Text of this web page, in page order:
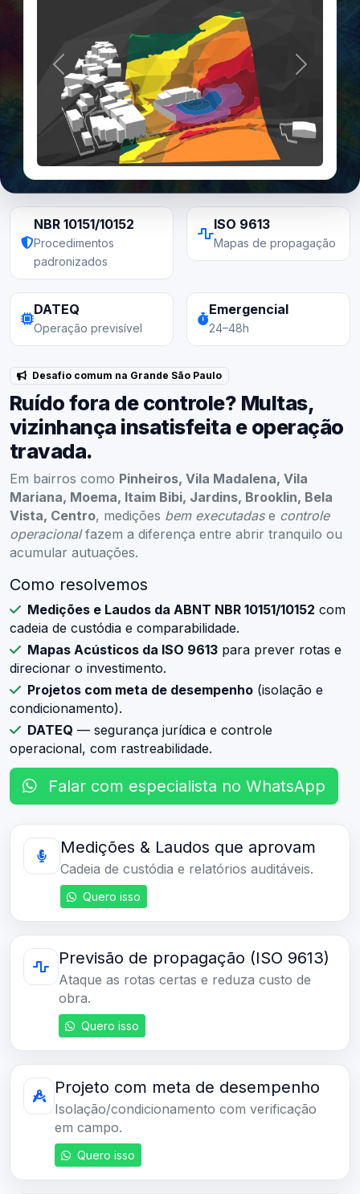
Anterior Próximo
NBR 10151/10152
Procedimentos
padronizados
ISO 9613
Mapas de propagação
DATEQ
Operação previsível
Emergencial
24–48h
Desafio comum na Grande São Paulo
Ruído fora de controle? Multas,
vizinhança insatisfeita e operação
travada.
Em bairros como Pinheiros, Vila Madalena, Vila
Mariana, Moema, Itaim Bibi, Jardins, Brooklin, Bela
Vista, Centro, medições bem executadase controle
operacionalfazem a diferença entre abrir tranquilo ou
acumular autuações.
Como resolvemos
Medições e Laudos da ABNT NBR 10151/10152 com
cadeia de custódia e comparabilidade.
Mapas Acústicos da ISO 9613 para prever rotas e
direcionar o investimento.
Projetos com meta de desempenho (isolação e
condicionamento).
DATEQ — segurança jurídica e controle
operacional, com rastreabilidade.
Falar com especialista no WhatsApp
Medições & Laudos que aprovam
Cadeia de custódia e relatórios auditáveis.
Quero isso
Previsão de propagação (ISO 9613)
Ataque as rotas certas e reduza custo de
obra.
Quero isso
Projeto com meta de desempenho
Isolação/condicionamento com verificação
em campo.
Quero isso